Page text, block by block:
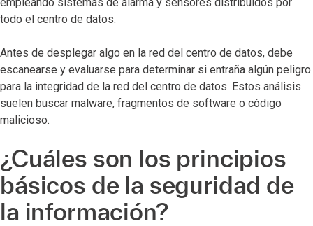
todo el centro de datos.
Antes de desplegar algo en la red del centro de datos, debe
escanearse y evaluarse para determinar si entraña algún peligro
para la integridad de la red del centro de datos. Estos análisis
suelen buscar malware, fragmentos de software o código
malicioso.
¿Cuáles son los principios
básicos de la seguridad de
la información?